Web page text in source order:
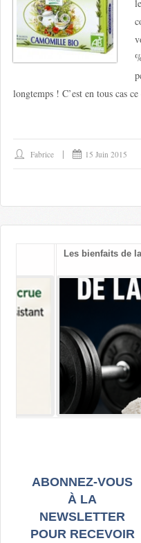
longtemps ! C’est en tous cas ce
Fabrice 15 Juin 2015
Les bienfaits de la créatine
ABONNEZ-VOUS
À LA
NEWSLETTER
POUR RECEVOIR